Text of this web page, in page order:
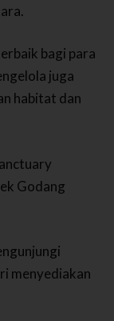
bagi para
juga
habitat dan
Godang
menyediakan